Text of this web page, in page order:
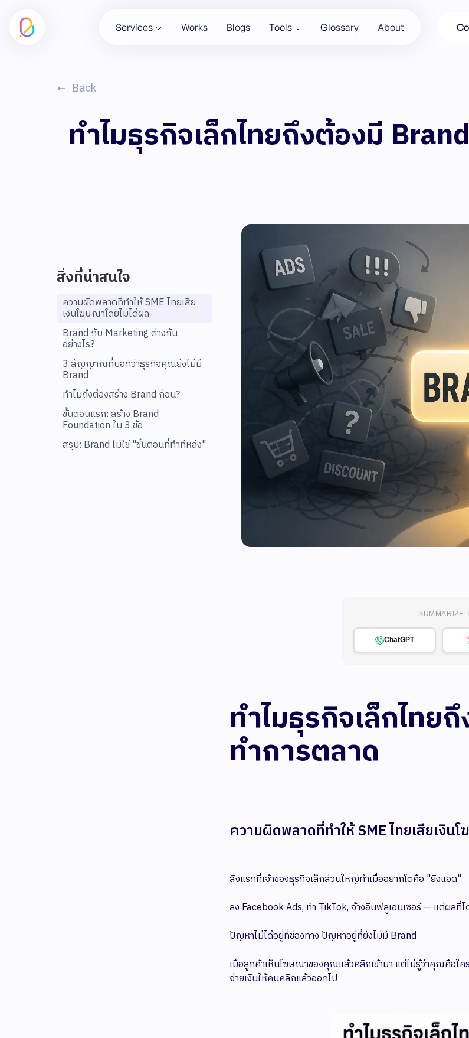
Services Works Blogs Tools Glossary About
Back
ทำไมธุรกิจเล็กไทยถึงต้องมี
สิ่งที่น่าสนใจ
ความผิดพลาดที่ทำให้ SME ไทยเสีย
เงินโฆษณาโดยไม่ได้ผล‍
Brand กับ Marketing ต่างกัน
อย่างไร?
3 สัญญาณที่บอกว่าธุรกิจคุณยังไม่มี
Brand
ทำไมถึงต้องสร้าง Brand ก่อน?
ขั้นตอนแรก: สร้าง Brand
Foundation ใน 3 ข้อ
สรุป: Brand ไม่ใช่ "ขั้นตอนที่ทำทีหลัง"
SUMMARIZE
ChatGPT
ทำไมธุรกิจเล็กไทย
ทำการตลาด
ความผิดพลาดที่ทำให้ SME ไทยเสียเงิน
สิ่งแรกที่เจ้าของธุรกิจเล็กส่วนใหญ่ทำเมื่ออยากโตคือ "ยิงแอด"
ลง Facebook Ads, ทำ TikTok, จ้างอินฟลูเอนเซอร์ — แต่ผลที่
ปัญหาไม่ได้อยู่ที่ช่องทาง ปัญหาอยู่ที่ยังไม่มี Brand
เมื่อลูกค้าเห็นโฆษณาของคุณแล้วคลิกเข้ามา แต่ไม่รู้ว่าคุณคือ
จ่ายเงินให้คนคลิกแล้วออกไป